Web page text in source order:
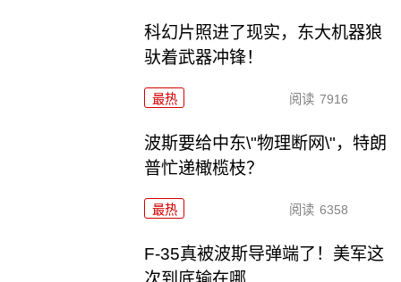
科幻片照进了现实，东大机器狼
驮着武器冲锋！
最热 阅读 7916
波斯要给中东\"物理断网\"，特朗
普忙递橄榄枝？
最热 阅读 6358
F-35真被波斯导弹端了！美军这